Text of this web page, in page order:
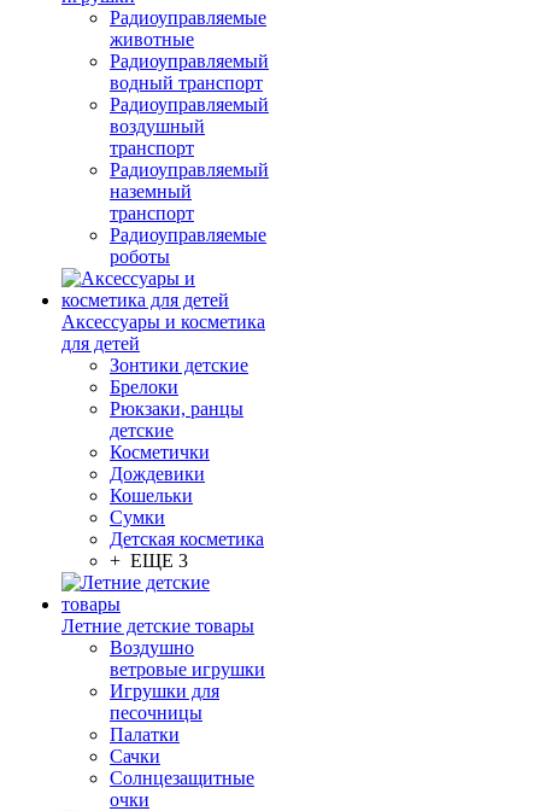
Радиоуправляемые
животные
Радиоуправляемый
водный транспорт
Радиоуправляемый
воздушный
транспорт
Радиоуправляемый
наземный
транспорт
Радиоуправляемые
роботы
Аксессуары и косметика
для детей
Зонтики детские
Брелоки
Рюкзаки, ранцы
детские
Косметички
Дождевики
Кошельки
Сумки
Детская косметика
+ ЕЩЕ 3
Летние детские товары
Воздушно
ветровые игрушки
Игрушки для
песочницы
Палатки
Сачки
Солнцезащитные
очки